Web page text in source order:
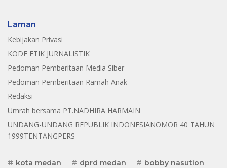
Laman
Kebijakan Privasi
KODE ETIK JURNALISTIK
Pedoman Pemberitaan Media Siber
Pedoman Pemberitaan Ramah Anak
Redaksi
Umrah bersama PT.NADHIRA HARMAIN
UNDANG-UNDANG REPUBLIK INDONESIANOMOR 40 TAHUN
1999TENTANGPERS
kota medan dprd medan bobby nasution